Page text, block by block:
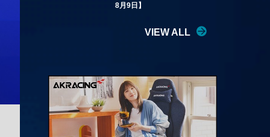
8月9日】
VIEW ALL